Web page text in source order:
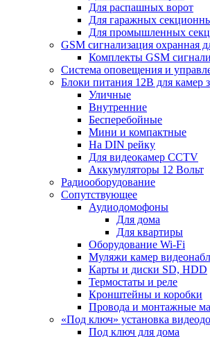
Для распашных ворот
Для гаражных
Для промышленных
GSM сигнализация охранная
Комплекты GSM
Cистема оповещения и
Блоки питания 12В для камер
Уличные
Внутренние
Бесперебойные
Мини и компактные
На DIN рейку
Для видеокамер CCTV
Аккумуляторы 12 Вольт
Радиооборудование
Сопутствующее
Аудиодомофоны
Для дома
Для квартиры
Оборудование Wi-Fi
Муляжи камер
Карты и диски SD, HDD
Термостаты и реле
Кронштейны и коробки
Провода и монтажные
«Под ключ» установка
Под ключ для дома